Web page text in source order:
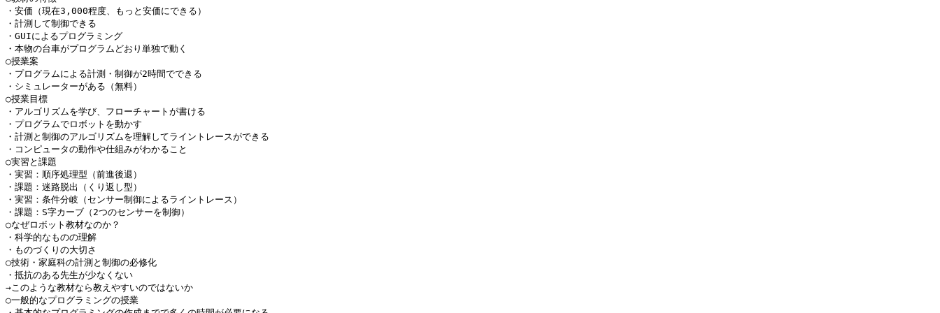
・安価（現在3,000程度、もっと安価にできる）
・計測して制御できる
・GUIによるプログラミング
・本物の台車がプログラムどおり単独で動く
○授業案
・プログラムによる計測・制御が2時間でできる
・シミュレーターがある（無料）
○授業目標
・アルゴリズムを学び、フローチャートが書ける
・プログラムでロボットを動かす
・計測と制御のアルゴリズムを理解してライントレースができる
・コンピュータの動作や仕組みがわかること
○実習と課題
・実習：順序処理型（前進後退）
・課題：迷路脱出（くり返し型）
・実習：条件分岐（センサー制御によるライントレース）
・課題：S字カーブ（2つのセンサーを制御）
○なぜロボット教材なのか？
・科学的なものの理解
・ものづくりの大切さ
○技術・家庭科の計測と制御の必修化
・抵抗のある先生が少なくない
→このような教材なら教えやすいのではないか
○一般的なプログラミングの授業